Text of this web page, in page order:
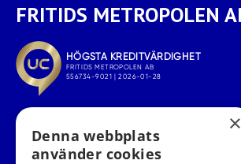
FRITIDS METROPOLEN
×
Denna webbplats
använder cookies